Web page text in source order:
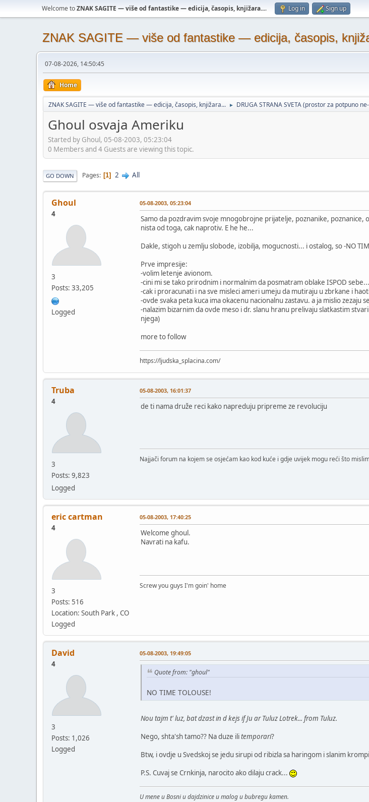
Welcome toZNAK SAGITE — više od fantastike — edicija, časopis, knjižara.... Log in Sign up
ZNAK SAGITE — više od fantastike — edicija, časopis,
07-08-2026, 14:50:45
Home
ZNAK SAGITE — više od fantastike — edicija, časopis, knjižara... ► DRUGA STRANA SVETA (prostor za potpuno
Ghoul osvaja Ameriku
Started by Ghoul, 05-08-2003, 05:23:04
0 Members and 4 Guests are viewing this topic.
GO DOWN Pages 1 2 All
Ghoul
4
3
Posts: 33,205
Logged
05-08-2003, 05:23:04
Samo da pozdravim svoje mnogobrojne prijatelje, poznanike, poznanice,
nista od toga, cak naprotiv. E he he...
Dakle, stigoh u zemlju slobode, izobilja, mogucnosti... i ostalog, so -NO
Prve impresije:
-volim letenje avionom.
-cini mi se tako prirodnim i normalnim da posmatram oblake ISPOD sebe...
-cak i proracunati i na sve misleci ameri umeju da mutiraju u zbrkane i
-ovde svaka peta kuca ima okacenu nacionalnu zastavu. a ja mislio
-nalazim bizarnim da ovde meso i dr. slanu hranu prelivaju slatkastim
njega)
more to follow
https://ljudska_splacina.com/
Truba
4
3
Posts: 9,823
Logged
05-08-2003, 16:01:37
de ti nama druže reci kako napreduju pripreme ze revoluciju
Najjači forum na kojem se osjećam kao kod kuće i gdje uvijek mogu reći što
eric cartman
4
3
Posts: 516
Location: South Park , CO
Logged
05-08-2003, 17:40:25
Welcome ghoul.
Navrati na kafu.
Screw you guys I'm goin' home
David
4
3
Posts: 1,026
Logged
05-08-2003, 19:49:05
Quote from: "ghoul"
NO TIME TOLOUSE!
Nou tajm t' luz, bat dzast in d kejs if Ju ar Tuluz Lotrek... from Tuluz.
Nego, shta'sh tamo?? Na duze ilitemporari?
Btw, i ovdje u Svedskoj se jedu sirupi od ribizla sa haringom i slanim
P.S. Cuvaj se Crnkinja, narocito ako dilaju crack...
U mene u Bosni u dajdzinice u malog u bubregu kamen.